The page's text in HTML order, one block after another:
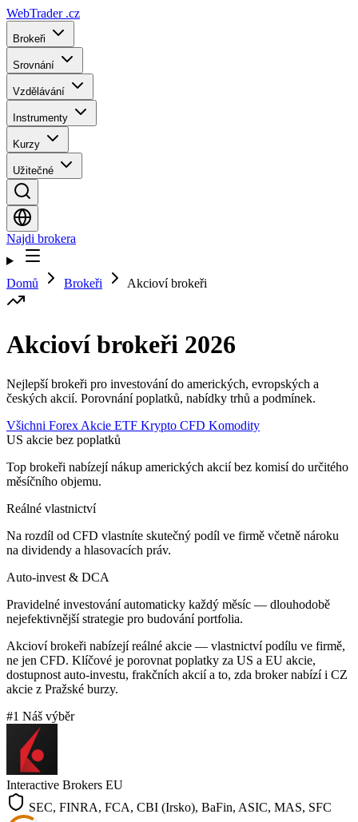
WebTrader .cz
Brokeři
Srovnání
Vzdělávání
Instrumenty
Kurzy
Užitečné
Najdi brokera
Domů Brokeři Akcioví brokeři
Akcioví brokeři 2026
Nejlepší brokeři pro investování do amerických, evropských a
českých akcií. Porovnání poplatků, nabídky trhů a podmínek.
Všichni Forex Akcie ETF Krypto CFD Komodity
US akcie bez poplatků
Top brokeři nabízejí nákup amerických akcií bez komisí do určitého
měsíčního objemu.
Reálné vlastnictví
Na rozdíl od CFD vlastníte skutečný podíl ve firmě včetně nároku
na dividendy a hlasovacích práv.
Auto-invest & DCA
Pravidelné investování automaticky každý měsíc — dlouhodobě
nejefektivnější strategie pro budování portfolia.
Akcioví brokeři nabízejí reálné akcie — vlastnictví podílu ve firmě,
ne jen CFD. Klíčové je porovnat poplatky za US a EU akcie,
dostupnost auto-investu, frakčních akcií a to, zda broker nabízí i CZ
akcie z Pražské burzy.
#1 Náš výběr
Interactive Brokers EU
SEC, FINRA, FCA, CBI (Irsko), BaFin, ASIC, MAS, SFC